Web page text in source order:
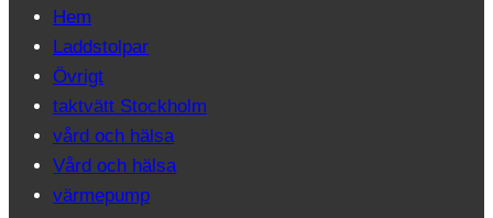
Hem
Laddstolpar
Övrigt
taktvätt Stockholm
vård och hälsa
Vård och hälsa
värmepump